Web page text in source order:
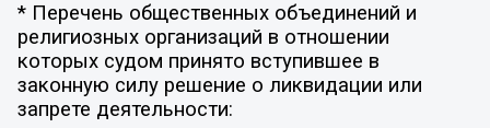
* Перечень общественных объединений и
религиозных организаций в отношении
которых судом принято вступившее в
законную силу решение о ликвидации или
запрете деятельности: